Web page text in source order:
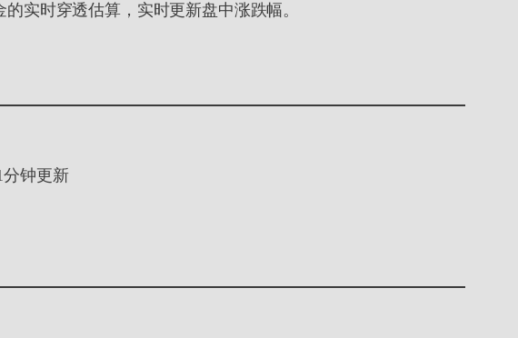
实时穿透估算，实时更新盘中涨跌幅。
分钟更新